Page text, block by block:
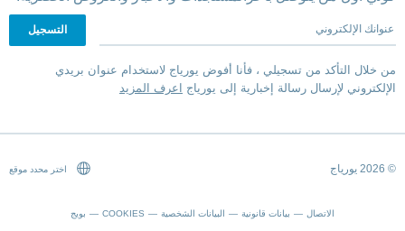
عنوانك الإلكتروني
من خلال التأكد من تسجيلي ، فأنا أفوض يورياج لاستخدام عنوان بريدي
الإلكتروني لإرسال رسالة إخبارية إلى يورياج
اعرف المزيد
© 2026 يورياج
الاتصال بيانات قانونية البيانات الشخصية COOKIES بويج
اختر محدد موقع